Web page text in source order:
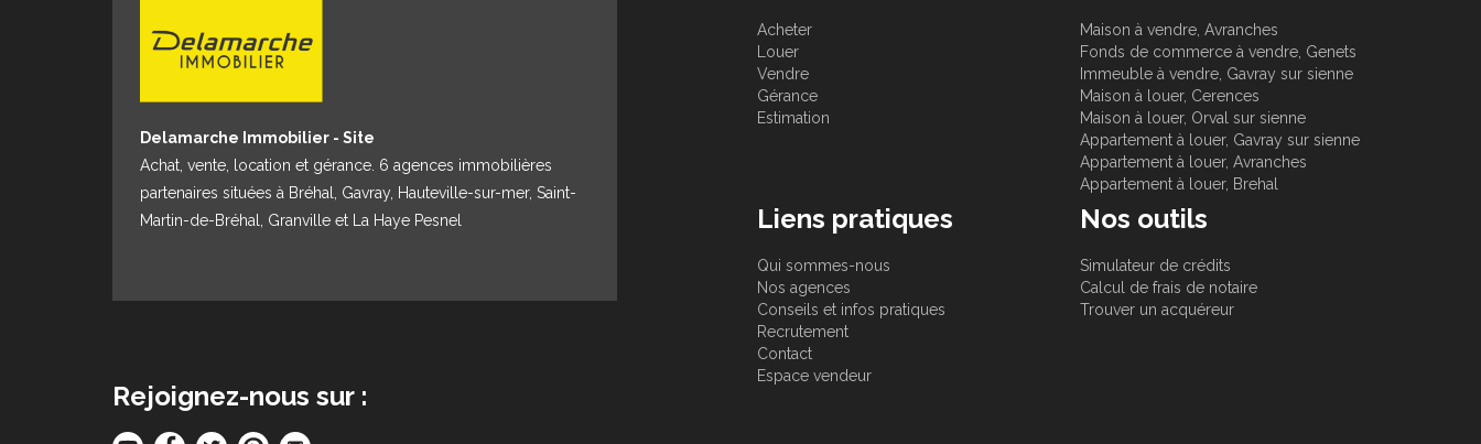
Delamarche Immobilier - Site
Achat, vente, location et gérance. 6 agences immobilières
partenaires situées à Bréhal, Gavray, Hauteville-sur-mer, Saint-
Martin-de-Bréhal, Granville et La Haye Pesnel
Rejoignez-nous sur :
Acheter
Louer
Vendre
Gérance
Estimation
Maison à vendre, Avranches
Fonds de commerce à vendre, Genets
Immeuble à vendre, Gavray sur sienne
Maison à louer, Cerences
Maison à louer, Orval sur sienne
Appartement à louer, Gavray sur sienne
Appartement à louer, Avranches
Appartement à louer, Brehal
Liens pratiques
Qui sommes-nous
Nos agences
Conseils et infos pratiques
Recrutement
Contact
Espace vendeur
Nos outils
Simulateur de crédits
Calcul de frais de notaire
Trouver un acquéreur